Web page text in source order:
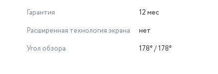
Гарантия
12 мес
Расширенная технология экрана
нет
Угол обзора
178° / 178°